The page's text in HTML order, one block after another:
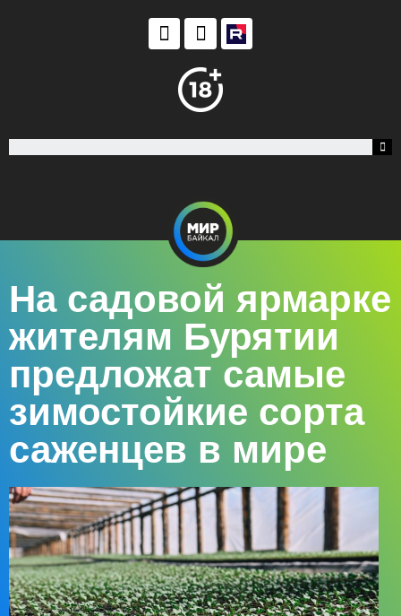
На садовой ярмарке
жителям Бурятии
предложат самые
зимостойкие сорта
саженцев в мире